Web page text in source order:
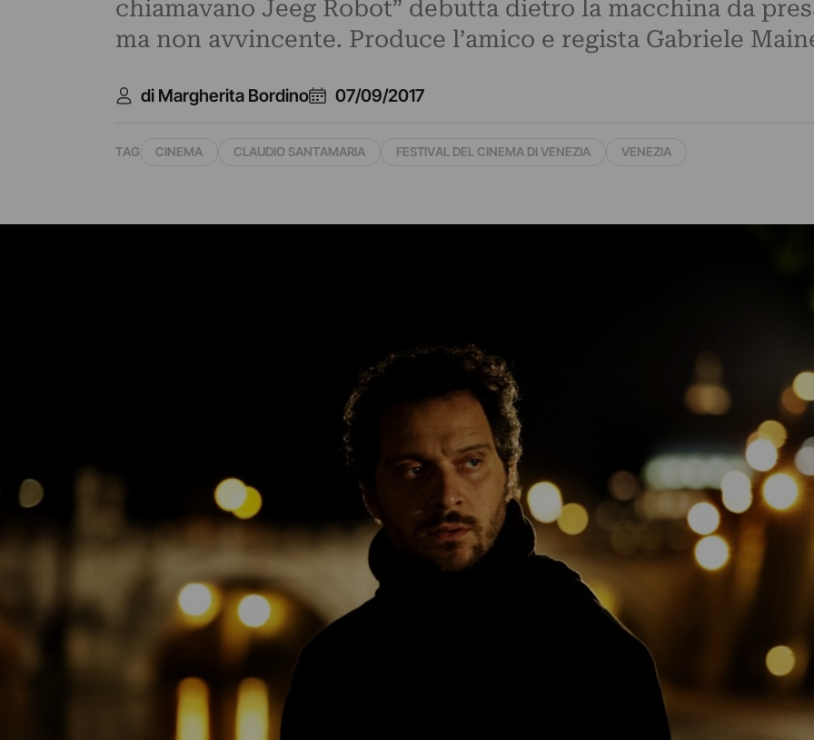
chiamavano Jeeg Robot” debutta dietro la macchina da
ma non avvincente. Produce l’amico e regista Gabriele
di Margherita Bordino 07/09/2017
TAG CINEMA CLAUDIO SANTAMARIA FESTIVAL DEL CINEMA DI VENEZIA VENEZIA